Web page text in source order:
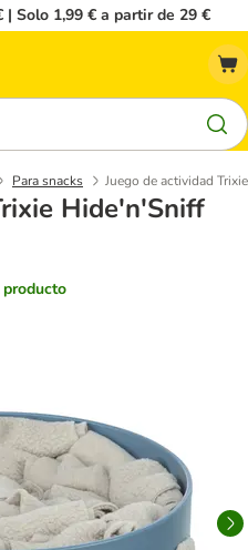
| Solo 1,99 € a partir de 29 €
Para snacks Juego de actividad
Hide'n'Sniff